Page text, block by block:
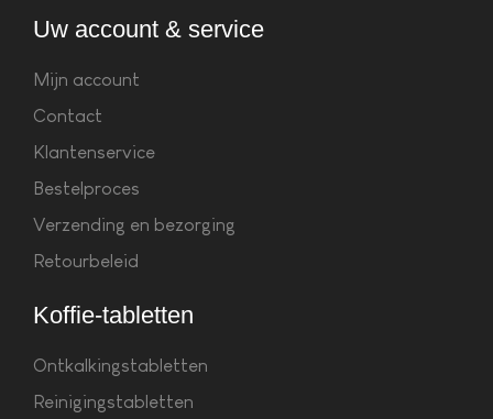
Uw account & service
Mijn account
Contact
Klantenservice
Bestelproces
Verzending en bezorging
Retourbeleid
Koffie-tabletten
Ontkalkingstabletten
Reinigingstabletten